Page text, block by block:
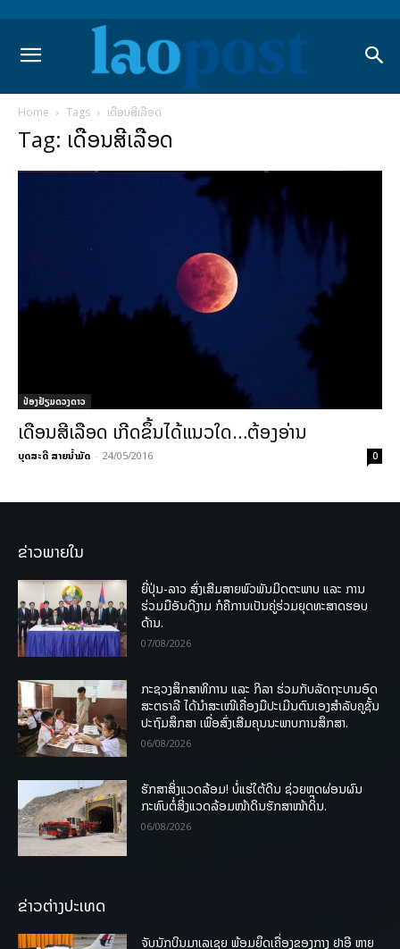
Home Tags ເດືອນສີເລືອດ
Tag: ເດືອນສີເລືອດ
ປ່ອງຢ້ຽມດວງດາວ
ເດືອນສີເລືອດ ເກີດຂຶ້ນໄດ້ແນວໃດ…ຕ້ອງອ່ານ
ບຸດສະດີ ສາຍນ້ຳມັດ - 24/05/2016 0
ຂ່າວພາຍໃນ
ຍີ່ປຸ່ນ-ລາວ ສົ່ງເສີມສາຍພົວພັນມິດຕະພາບ ແລະ ການ
ຮ່ວມມືອັນດີງາມ ກໍຄືການເປັນຄູ່ຮ່ວມຍຸດທະສາດຮອບ
ດ້ານ.
07/08/2026
ກະຊວງສຶກສາທິການ ແລະ ກິລາ ຮ່ວມກັບລັດຖະບານອົດ
ສະຕຣາລີ ໄດ້ນຳສະເໜີເຄື່ອງມືປະເມີນຕົນເອງສຳລັບຄູຊັ້ນ
ປະຖົມສຶກສາ ເພື່ອສົ່ງເສີມຄຸນນະພາບການສຶກສາ.
06/08/2026
ຮັກສາສິ່ງແວດລ້ອມ! ບໍ່ແຮ່ໃຕ້ດິນ ຊ່ວຍຫຼຸດຜ່ອນຜົນ
ກະທົບຕໍ່ສິ່ງແວດລ້ອມໜ້າດິນຮັກສາໜ້າດິນ.
06/08/2026
ຂ່າວຕ່າງປະເທດ
ຈັບນັກບິນມາເລເຊຍ ພ້ອມຍຶດເຄື່ອງຂອງກາງ ຢາອີ ຫຼາຍ